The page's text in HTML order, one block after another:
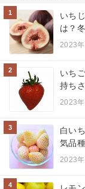
1
いち
は？
2023
2
いち
持ち
2023
3
白い
気品
2023
4